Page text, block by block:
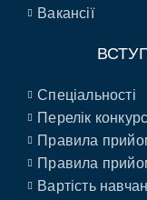
Вакансії
Спеціальності
Перелік
Правила
Правила
Вартість